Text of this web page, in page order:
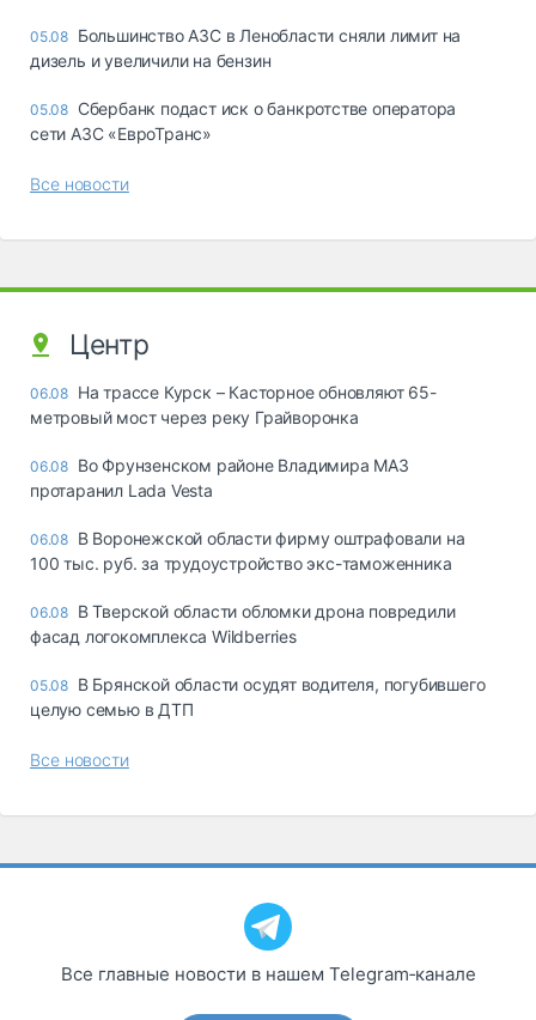
05.08 Большинство АЗС в Ленобласти сняли лимит на
дизель и увеличили на бензин
05.08 Сбербанк подаст иск о банкротстве оператора
сети АЗС «ЕвроТранс»
Все новости
Центр
06.08 На трассе Курск – Касторное обновляют 65-
метровый мост через реку Грайворонка
06.08 Во Фрунзенском районе Владимира МАЗ
протаранил Lada Vesta
06.08 В Воронежской области фирму оштрафовали на
100 тыс. руб. за трудоустройство экс-таможенника
06.08 В Тверской области обломки дрона повредили
фасад логокомплекса Wildberries
05.08 В Брянской области осудят водителя, погубившего
целую семью в ДТП
Все новости
Все главные новости в нашем Telegram‑канале